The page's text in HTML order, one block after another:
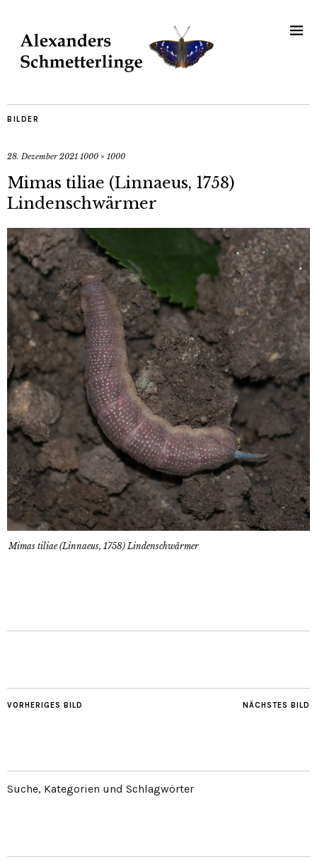
BILDER
28. Dezember 2021 1000 × 1000
Mimas tiliae (Linnaeus, 1758)
Lindenschwärmer
Mimas tiliae (Linnaeus, 1758) Lindenschwärmer
NÄCHSTES BILD
VORHERIGES BILD
Suche, Kategorien und Schlagwörter